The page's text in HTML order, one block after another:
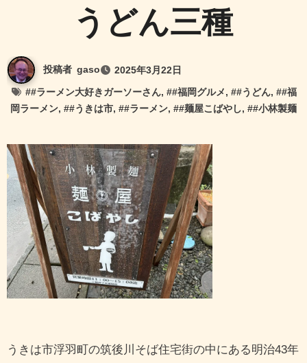
うどん三種
投稿者 gaso
2025年3月22日
##ラーメン大好きガーソーさん, ##福岡グルメ, ##うどん, ##福
岡ラーメン, ##うきは市, ##ラーメン, ##麺屋こばやし, ##小林製麺
うきは市浮羽町の筑後川そば住宅街の中にある明治43年